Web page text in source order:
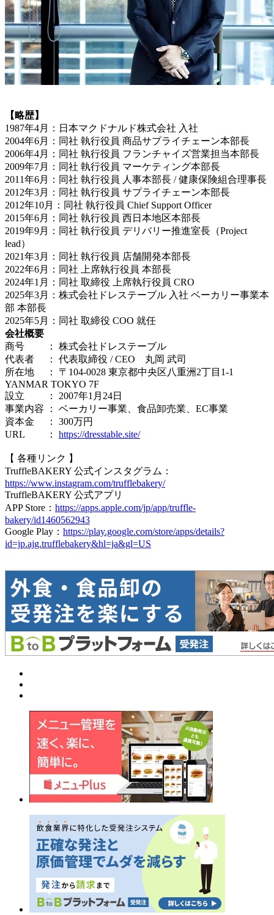
【略歴】
1987年4月：日本マクドナルド株式会社 入社
2004年6月：同社 執行役員 商品サプライチェーン本部長
2006年4月：同社 執行役員 フランチャイズ営業担当本部長
2009年7月：同社 執行役員 マーケティング本部長
2011年6月：同社 執行役員 人事本部長 / 健康保険組合理事長
2012年3月：同社 執行役員 サプライチェーン本部長
2012年10月：同社 執行役員 Chief Support Officer
2015年6月：同社 執行役員 西日本地区本部長
2019年9月：同社 執行役員 デリバリー推進室長（Project
lead）
2021年3月：同社 執行役員 店舗開発本部長
2022年6月：同社 上席執行役員 本部長
2024年1月：同社 取締役 上席執行役員 CRO
2025年3月：株式会社ドレステーブル 入社 ベーカリー事業本
部 本部長
2025年5月：同社 取締役 COO 就任
会社概要
商号 ： 株式会社ドレステーブル
代表者 ： 代表取締役 / CEO 丸岡 武司
所在地 ： 〒104-0028 東京都中央区八重洲2丁目1-1
YANMAR TOKYO 7F
設立 ： 2007年1月24日
事業内容 ： ベーカリー事業、食品卸売業、EC事業
資本金 ： 300万円
URL ： https://dresstable.site/
【 各種リンク 】
TruffleBAKERY 公式インスタグラム：
https://www.instagram.com/trufflebakery/
TruffleBAKERY 公式アプリ
APP Store： https://apps.apple.com/jp/app/truffle-
bakery/id1460562943
Google Play： https://play.google.com/store/apps/details?
id=jp.ajg.trufflebakery&hl=ja&gl=US